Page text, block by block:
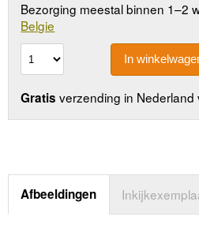
Bezorging meestal binnen 1–2
Belgie
In
Gratis verzending in Nederland
Afbeeldingen